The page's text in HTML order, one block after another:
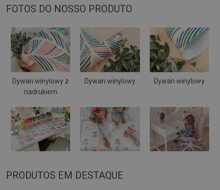
FOTOS DO NOSSO PRODUTO
Dywan winylowy z
nadrukiem
Dywan winylowy Dywan winylowy
PRODUTOS EM DESTAQUE